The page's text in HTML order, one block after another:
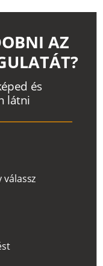
válassz
éped és
látni
AZ
st